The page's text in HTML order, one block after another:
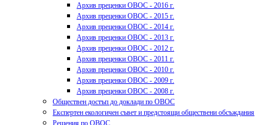
Архив преценки ОВОС - 2016 г.
Архив преценки ОВОС - 2015 г.
Архив преценки ОВОС - 2014 г.
Архив преценки ОВОС - 2013 г.
Архив преценки ОВОС - 2012 г.
Архив преценки ОВОС - 2011 г.
Архив преценки ОВОС - 2010 г.
Архив преценки ОВОС - 2009 г.
Архив преценки ОВОС - 2008 г.
Обществен достъп до доклади по ОВОС
Експертен екологичен съвет и предстоящи обществени обсъждания